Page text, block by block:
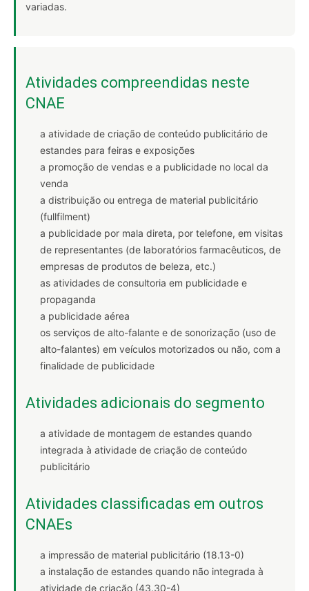
variadas.
Atividades compreendidas neste
CNAE
a atividade de criação de conteúdo publicitário de
estandes para feiras e exposições
a promoção de vendas e a publicidade no local da
venda
a distribuição ou entrega de material publicitário
(fullfilment)
a publicidade por mala direta, por telefone, em visitas
de representantes (de laboratórios farmacêuticos, de
empresas de produtos de beleza, etc.)
as atividades de consultoria em publicidade e
propaganda
a publicidade aérea
os serviços de alto-falante e de sonorização (uso de
alto-falantes) em veículos motorizados ou não, com a
finalidade de publicidade
Atividades adicionais do segmento
a atividade de montagem de estandes quando
integrada à atividade de criação de conteúdo
publicitário
Atividades classificadas em outros
CNAEs
a impressão de material publicitário (18.13-0)
a instalação de estandes quando não integrada à
atividade de criação (43.30-4)